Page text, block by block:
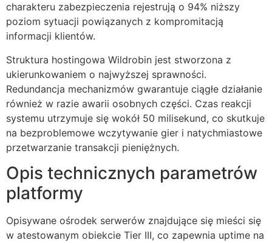
charakteru zabezpieczenia rejestrują o 94% niższy
poziom sytuacji powiązanych z kompromitacją
informacji klientów.
Struktura hostingowa Wildrobin jest stworzona z
ukierunkowaniem o najwyższej sprawności.
Redundancja mechanizmów gwarantuje ciągłe działanie
również w razie awarii osobnych części. Czas reakcji
systemu utrzymuje się wokół 50 milisekund, co skutkuje
na bezproblemowe wczytywanie gier i natychmiastowe
przetwarzanie transakcji pieniężnych.
Opis technicznych parametrów
platformy
Opisywane ośrodek serwerów znajdujące się mieści się
w atestowanym obiekcie Tier III, co zapewnia uptime na